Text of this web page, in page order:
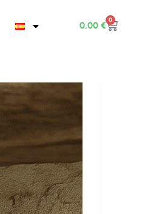
0,00 € 0